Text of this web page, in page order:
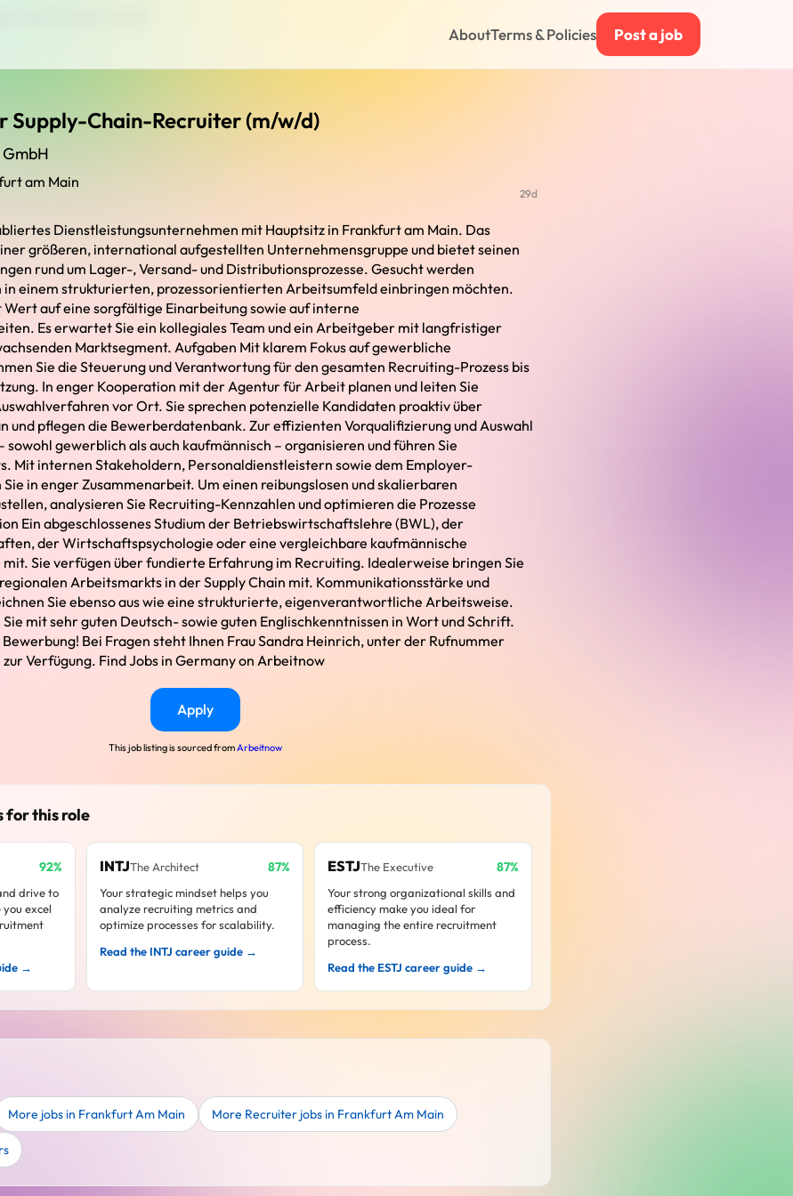
AboutTerms & Policies Post a job
Supply-Chain-Recruiter (m/w/d)
am Main
29d
Dienstleistungsunternehmen mit Hauptsitz in Frankfurt am Main. Das
größeren, international aufgestellten Unternehmensgruppe und bietet seinen
rund um Lager-, Versand- und Distributionsprozesse. Gesucht werden
in einem strukturierten, prozessorientierten Arbeitsumfeld einbringen möchten.
auf eine sorgfältige Einarbeitung sowie auf interne
Es erwartet Sie ein kollegiales Team und ein Arbeitgeber mit langfristiger
Marktsegment. Aufgaben Mit klarem Fokus auf gewerbliche
Sie die Steuerung und Verantwortung für den gesamten Recruiting-Prozess bis
In enger Kooperation mit der Agentur für Arbeit planen und leiten Sie
vor Ort. Sie sprechen potenzielle Kandidaten proaktiv über
und pflegen die Bewerberdatenbank. Zur effizienten Vorqualifizierung und Auswahl
gewerblich als auch kaufmännisch – organisieren und führen Sie
Mit internen Stakeholdern, Personaldienstleistern sowie dem Employer-
in enger Zusammenarbeit. Um einen reibungslosen und skalierbaren
analysieren Sie Recruiting-Kennzahlen und optimieren die Prozesse
Ein abgeschlossenes Studium der Betriebswirtschaftslehre (BWL), der
der Wirtschaftspsychologie oder eine vergleichbare kaufmännische
mit. Sie verfügen über fundierte Erfahrung im Recruiting. Idealerweise bringen Sie
Arbeitsmarkts in der Supply Chain mit. Kommunikationsstärke und
Sie ebenso aus wie eine strukturierte, eigenverantwortliche Arbeitsweise.
mit sehr guten Deutsch- sowie guten Englischkenntnissen in Wort und Schrift.
Bei Fragen steht Ihnen Frau Sandra Heinrich, unter der Rufnummer
Verfügung. Find Jobs in Germany on Arbeitnow
Apply
This job listing is sourced fromArbeitnow
for this role
92%
drive to
excel
→
INTJThe Architect 87%
Your strategic mindset helps you
analyze recruiting metrics and
optimize processes for scalability.
Read the INTJ career guide →
ESTJThe Executive 87%
Your strong organizational skills and
efficiency make you ideal for
managing the entire recruitment
process.
Read the ESTJ career guide →
More jobs in Frankfurt Am Main More Recruiter jobs in Frankfurt Am Main